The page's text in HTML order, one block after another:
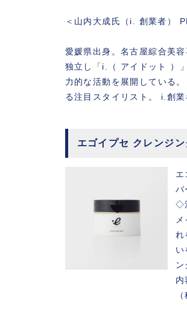
＜山内大成氏（i. 創業者）
愛媛県出身。名古屋綜合美
独立し「i.（ アイドット ）
力的な活動を展開している
る注目スタイリスト。 i.創
エゴイプセ クレンジ
エ
バ
◇
れ
い
ン